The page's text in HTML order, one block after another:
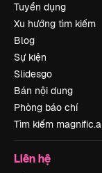
Tuyển dụng
Xu hướng tìm kiếm
Blog
Sự kiện
Slidesgo
Bán nội dung
Phòng báo chí
Tìm kiếm
Liên hệ